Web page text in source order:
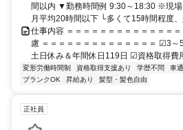
どを楽しめる！ └宿泊費・食事代
間以内 ▼勤務時間例 9:30～18:30 ※現場
月平均20時間以下 └多くて15時間程度、
仕事内容 ＝＝＝＝＝＝＝＝＝＝＝＝＝
慮 ＝＝＝＝＝＝＝＝＝＝＝＝＝＝ ☑︎3
土日休み＆年間休日119日 ☑︎資格取得費
変形労働時間制 資格取得支援あり 学歴不問 車
ブランクOK
昇給あり 髪型・髪色自由
正社員